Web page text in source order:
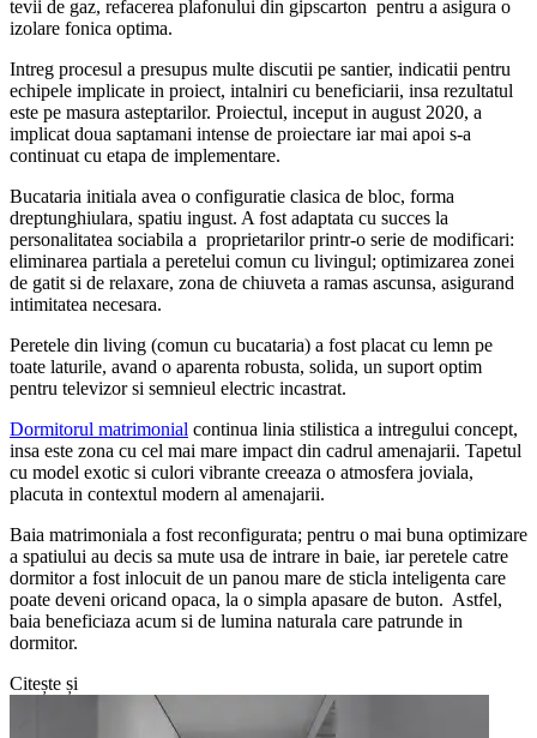
tevii de gaz, refacerea plafonului din gipscarton pentru a asigura o
izolare fonica optima.
Intreg procesul a presupus multe discutii pe santier, indicatii pentru
echipele implicate in proiect, intalniri cu beneficiarii, insa rezultatul
este pe masura asteptarilor. Proiectul, inceput in august 2020, a
implicat doua saptamani intense de proiectare iar mai apoi s-a
continuat cu etapa de implementare.
Bucataria initiala avea o configuratie clasica de bloc, forma
dreptunghiulara, spatiu ingust. A fost adaptata cu succes la
personalitatea sociabila a proprietarilor printr-o serie de modificari:
eliminarea partiala a peretelui comun cu livingul; optimizarea zonei
de gatit si de relaxare, zona de chiuveta a ramas ascunsa, asigurand
intimitatea necesara.
Peretele din living (comun cu bucataria) a fost placat cu lemn pe
toate laturile, avand o aparenta robusta, solida, un suport optim
pentru televizor si semnieul electric incastrat.
Dormitorul matrimonial continua linia stilistica a intregului concept,
insa este zona cu cel mai mare impact din cadrul amenajarii. Tapetul
cu model exotic si culori vibrante creeaza o atmosfera joviala,
placuta in contextul modern al amenajarii.
Baia matrimoniala a fost reconfigurata; pentru o mai buna optimizare
a spatiului au decis sa mute usa de intrare in baie, iar peretele catre
dormitor a fost inlocuit de un panou mare de sticla inteligenta care
poate deveni oricand opaca, la o simpla apasare de buton. Astfel,
baia beneficiaza acum si de lumina naturala care patrunde in
dormitor.
Citește și